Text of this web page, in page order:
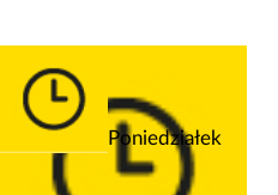
Poniedziałek